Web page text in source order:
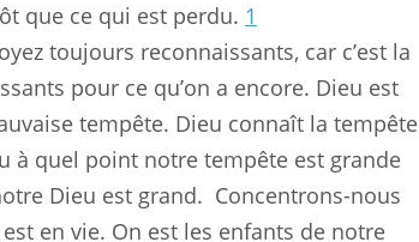
que ce qui est perdu. 1
toujours reconnaissants, car c’est la
pour ce qu’on a encore. Dieu est
tempête. Dieu connaît la tempête
à quel point notre tempête est grande
Dieu est grand. Concentrons-nous
en vie. On est les enfants de notre